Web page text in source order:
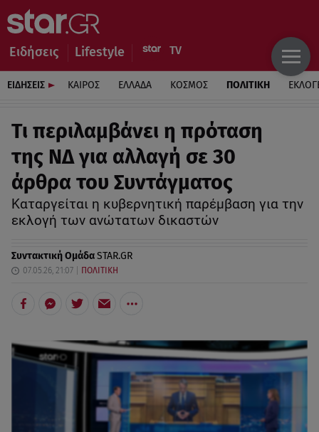
Ειδήσεις Lifestyle
ΕΙΔΗΣΕΙΣ ΚΑΙΡΟΣ ΕΛΛΑΔΑ ΚΟΣΜΟΣ ΠΟΛΙΤΙΚΗ
Τι περιλαμβάνει η πρόταση
της ΝΔ για αλλαγή σε 30
άρθρα του Συντάγματος
Καταργείται η κυβερνητική παρέμβαση για την
εκλογή των ανώτατων δικαστών
Συντακτική ΟμάδαSTAR.GR
07.05.26, 21:07 ΠΟΛΙΤΙΚΗ